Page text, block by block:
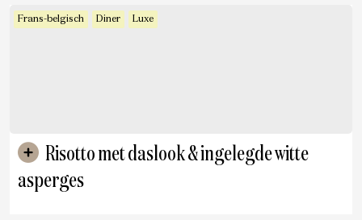
Frans-belgisch Diner Luxe
asperges